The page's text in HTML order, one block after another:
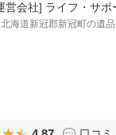
営会社] ライフ・サポ
北海道新冠郡新冠町の遺品